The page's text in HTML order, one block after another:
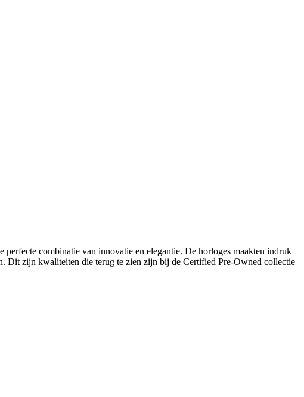
combinatie van innovatie en elegantie. De horloges maakten indruk
Dit zijn kwaliteiten die terug te zien zijn bij de Certified Pre-Owned collectie